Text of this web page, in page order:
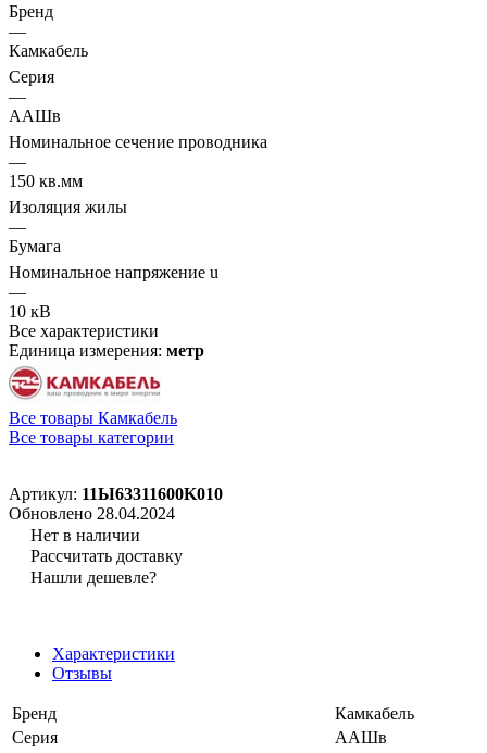
Бренд
—
Камкабель
Серия
—
ААШв
Номинальное сечение проводника
—
150 кв.мм
Изоляция жилы
—
Бумага
Номинальное напряжение u
—
10 кВ
Все характеристики
Единица измерения: метр
Все товары Камкабель
Все товары категории
Артикул: 11Ы63311600K010
Обновлено 28.04.2024
Нет в наличии
Рассчитать доставку
Нашли дешевле?
Характеристики
Отзывы
Бренд
Камкабель
Серия
ААШв